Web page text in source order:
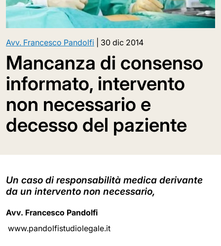
Avv. Francesco Pandolfi 30 dic 2014
Mancanza di consenso
informato, intervento
non necessario e
decesso del paziente
Un caso di responsabilità medica derivante
da un intervento non necessario,
Avv. Francesco Pandolfi
www.pandolfistudiolegale.it